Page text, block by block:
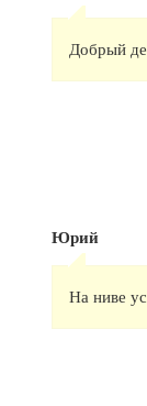
Добрый
Юрий
На ниве